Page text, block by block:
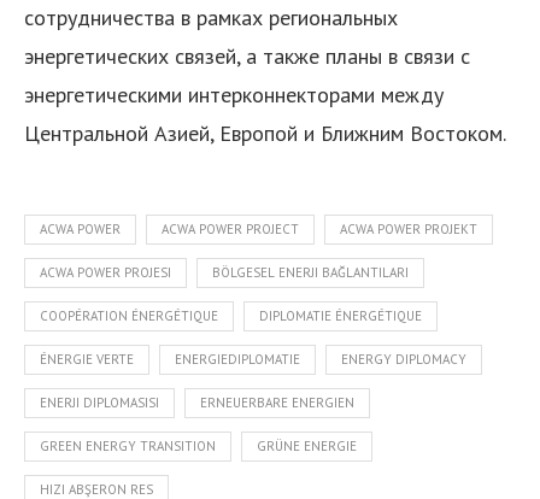
сотрудничества в рамках региональных
энергетических связей, а также планы в связи с
энергетическими интерконнекторами между
Центральной Азией, Европой и Ближним Востоком.
ACWA POWER ACWA POWER PROJECT ACWA POWER PROJEKT
ACWA POWER PROJESI BÖLGESEL ENERJI BAĞLANTILARI
COOPÉRATION ÉNERGÉTIQUE DIPLOMATIE ÉNERGÉTIQUE
ÉNERGIE VERTE ENERGIEDIPLOMATIE ENERGY DIPLOMACY
ENERJI DIPLOMASISI ERNEUERBARE ENERGIEN
GREEN ENERGY TRANSITION GRÜNE ENERGIE
HIZI ABŞERON RES